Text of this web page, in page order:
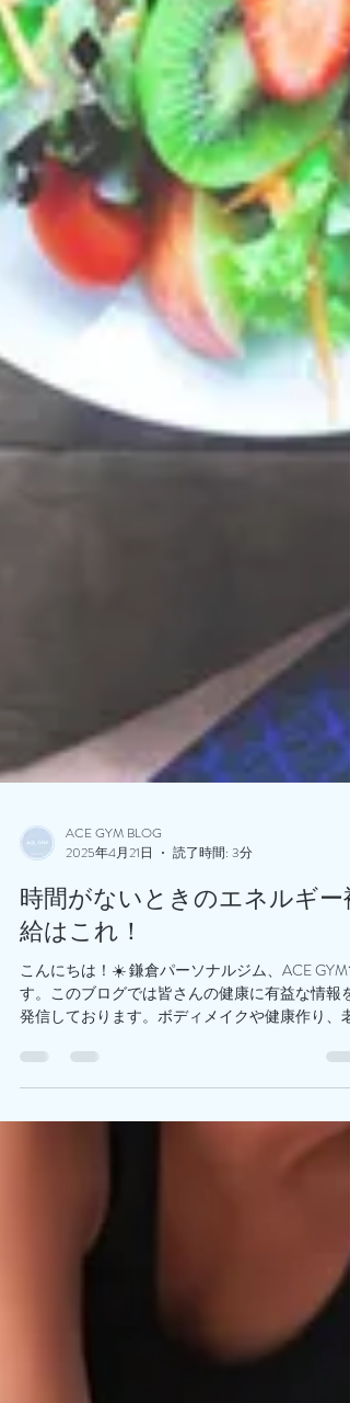
2025年4月21日
読了時間: 3分
時間がないときのエネルギー補
給はこれ！
こんにちは！☀️ 鎌倉パーソナルジム、ACE GYM
発信しております。ボディメイクや健康作り、老
化防止や体力向上などに是非お役立てください！